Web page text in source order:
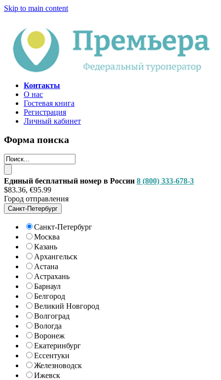
Skip to main content
Контакты
О нас
Гостевая книга
Регистрация
Личный кабинет
Форма поиска
Единый бесплатный номер в России 8 (800) 333-678-3
$83.36, €95.99
Город отправления
Санкт-Петербург
Санкт-Петербург
Москва
Казань
Архангельск
Астана
Астрахань
Барнаул
Белгород
Великий Новгород
Волгоград
Вологда
Воронеж
Екатеринбург
Ессентуки
Железноводск
Ижевск